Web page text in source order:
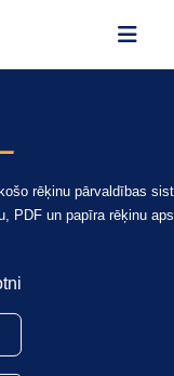
rēķinu pārvaldības
PDF un papīra rēķinu